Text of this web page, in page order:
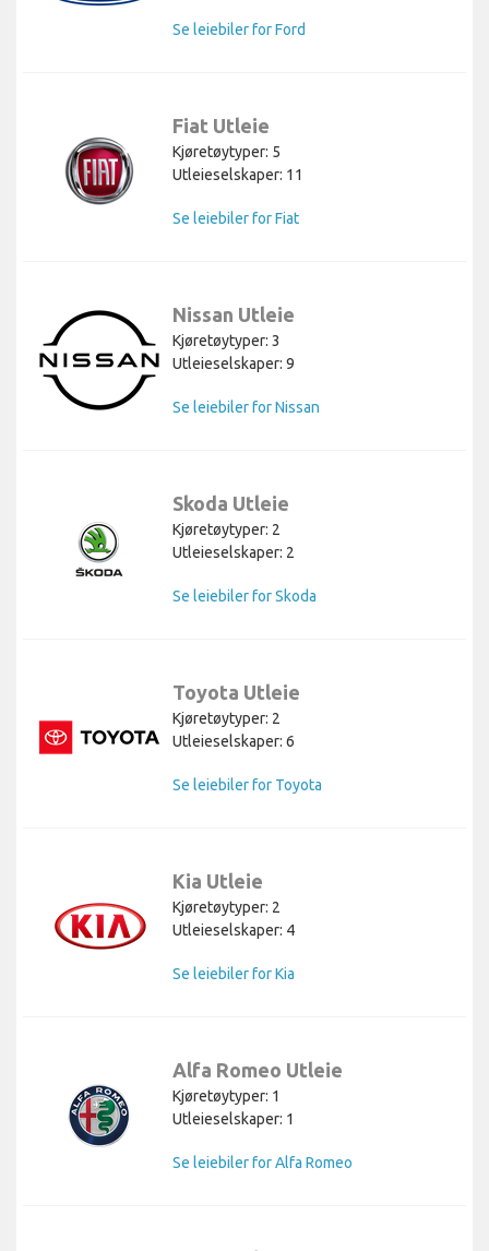
Se leiebiler for Ford
Fiat Utleie
Kjøretøytyper: 5
Utleieselskaper: 11
Se leiebiler for Fiat
Nissan Utleie
Kjøretøytyper: 3
Utleieselskaper: 9
Se leiebiler for Nissan
Skoda Utleie
Kjøretøytyper: 2
Utleieselskaper: 2
Se leiebiler for Skoda
Toyota Utleie
Kjøretøytyper: 2
Utleieselskaper: 6
Se leiebiler for Toyota
Kia Utleie
Kjøretøytyper: 2
Utleieselskaper: 4
Se leiebiler for Kia
Alfa Romeo Utleie
Kjøretøytyper: 1
Utleieselskaper: 1
Se leiebiler for Alfa Romeo